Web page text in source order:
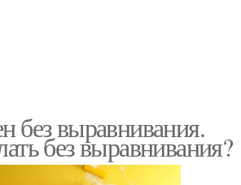
без выравнивания.
без выравнивания?